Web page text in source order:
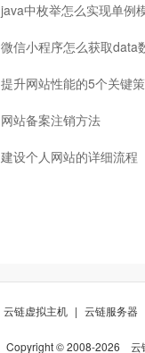
java中枚举怎么实现单例
微信小程序怎么获取data
提升网站性能的5个关键
网站备案注销方法
建设个人网站的详细流程
云链虚拟主机 | 云链服务器
Copyright © 2008-2026 云